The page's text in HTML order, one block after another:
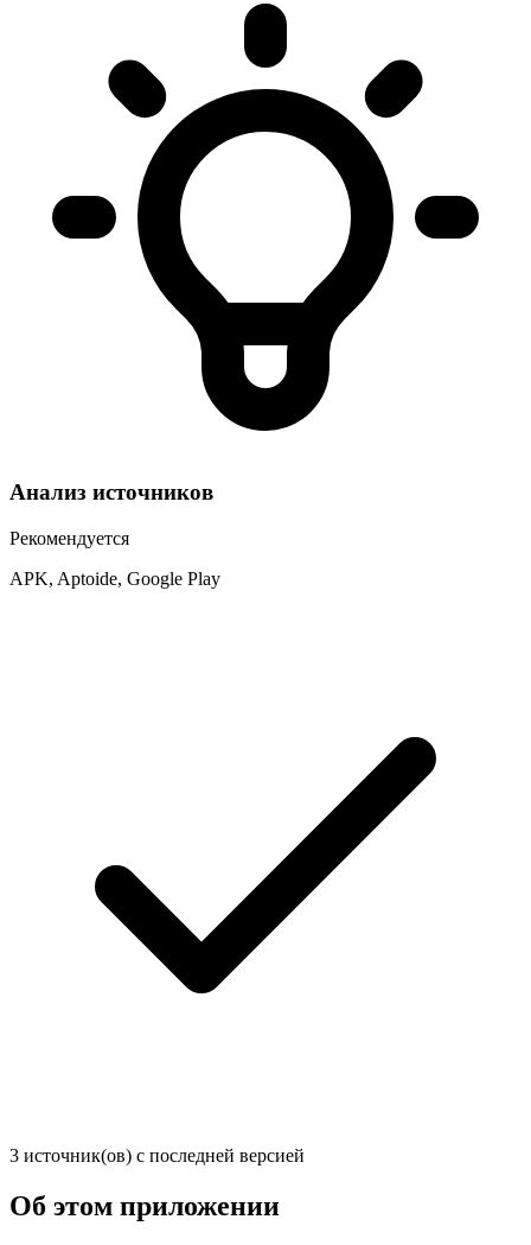
Анализ источников
Рекомендуется
APK, Aptoide, Google Play
3 источник(ов) с последней версией
Об этом приложении